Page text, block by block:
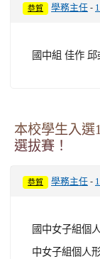
恭賀 學務主任 -
國中組 佳作
本校學生入選
選拔賽！
恭賀 學務主任 -
國中女子組
中女子組個